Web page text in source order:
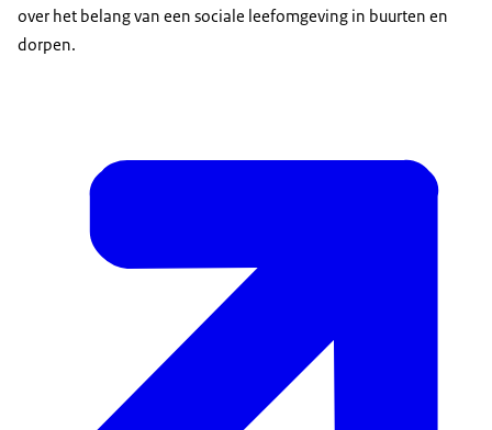
over het belang van een sociale leefomgeving in buurten en
dorpen.